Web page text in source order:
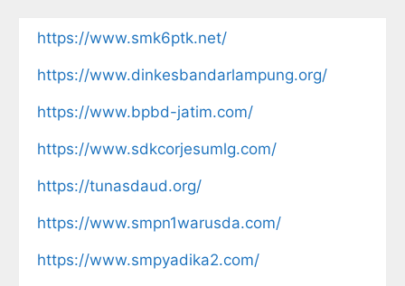
https://www.smk6ptk.net/
https://www.dinkesbandarlampung.org/
https://www.bpbd-jatim.com/
https://www.sdkcorjesumlg.com/
https://tunasdaud.org/
https://www.smpn1warusda.com/
https://www.smpyadika2.com/